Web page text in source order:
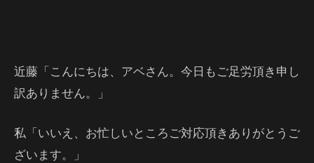
近藤「こんにちは、アベさん。今日もご足労頂き申し
訳ありません。」
私「いいえ、お忙しいところご対応頂きありがとうご
ざいます。」